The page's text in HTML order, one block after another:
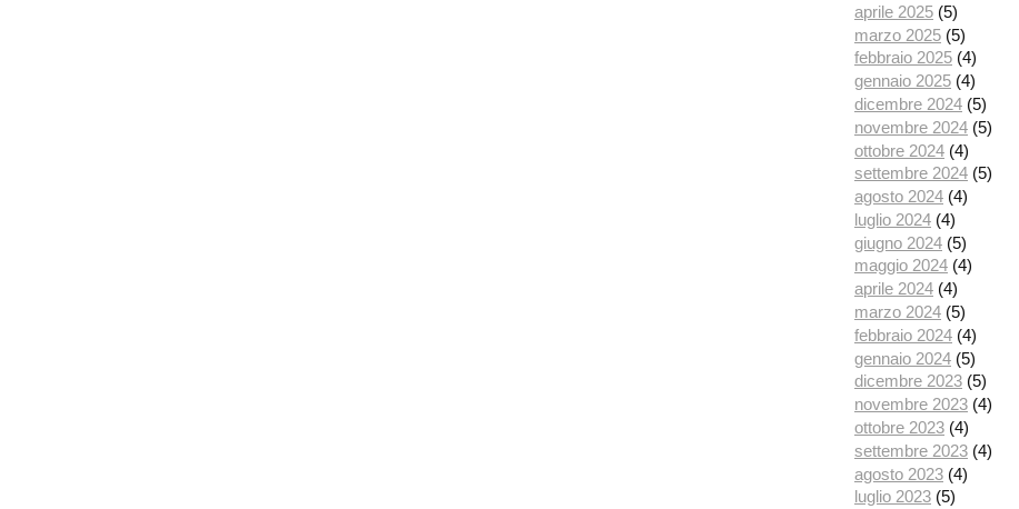
aprile 2025 (5)
marzo 2025 (5)
febbraio 2025 (4)
gennaio 2025 (4)
dicembre 2024 (5)
novembre 2024 (5)
ottobre 2024 (4)
settembre 2024 (5)
agosto 2024 (4)
luglio 2024 (4)
giugno 2024 (5)
maggio 2024 (4)
aprile 2024 (4)
marzo 2024 (5)
febbraio 2024 (4)
gennaio 2024 (5)
dicembre 2023 (5)
novembre 2023 (4)
ottobre 2023 (4)
settembre 2023 (4)
agosto 2023 (4)
luglio 2023 (5)